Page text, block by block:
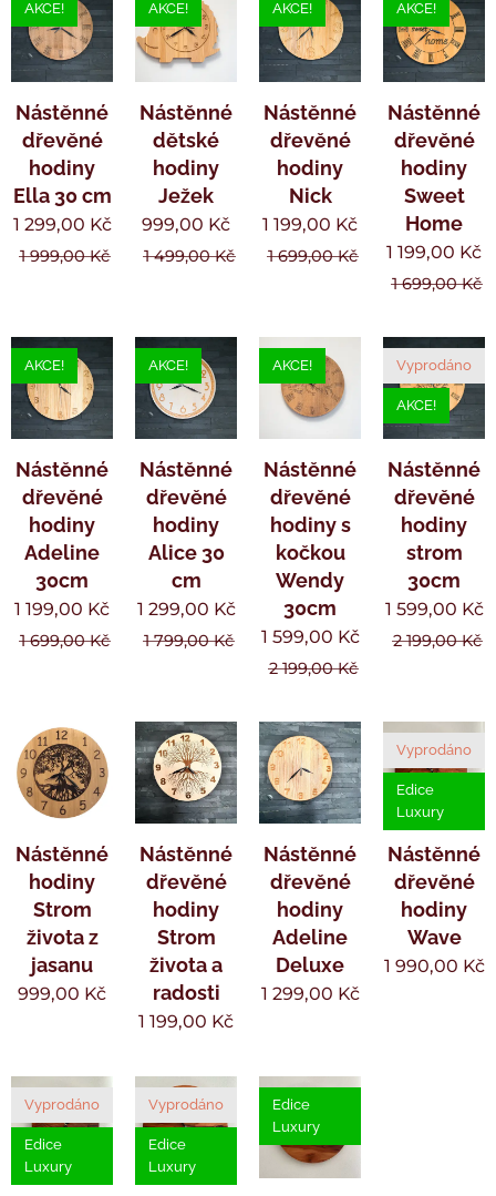
Nástěnné
dřevěné
hodiny
Ella 30 cm
AKCE!
1 299,00 Kč
1 999,00Kč
Nástěnné
dětské
hodiny
Ježek
AKCE!
999,00 Kč
1 499,00Kč
Nástěnné
dřevěné
hodiny
Nick
AKCE!
1 199,00 Kč
1 699,00Kč
Nástěnné
dřevěné
hodiny
Sweet
Home
AKCE!
1 199,00 Kč
1 699,00Kč
Nástěnné
dřevěné
hodiny
Adeline
30cm
AKCE!
1 199,00 Kč
1 699,00Kč
Nástěnné
dřevěné
hodiny
Alice 30
cm
AKCE!
1 299,00 Kč
1 799,00Kč
Nástěnné
dřevěné
hodiny s
kočkou
Wendy
30cm
AKCE!
1 599,00 Kč
2 199,00Kč
Nástěnné
dřevěné
hodiny
strom
30cm
Vyprodáno
AKCE!
1 599,00 Kč
2 199,00Kč
Nástěnné
hodiny
Strom
života z
jasanu
999,00 Kč
Nástěnné
dřevěné
hodiny
Strom
života a
radosti
1 199,00 Kč
Nástěnné
dřevěné
hodiny
Adeline
Deluxe
1 299,00 Kč
Nástěnné
dřevěné
hodiny
Wave
Vyprodáno
Edice
Luxury
1 990,00 Kč
Vyprodáno
Edice
Luxury
Vyprodáno
Edice
Luxury
Edice
Luxury